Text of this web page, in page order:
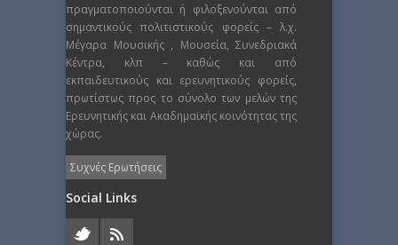
πραγματοποιούνται ή φιλοξενούνται από
σημαντικούς πολιτιστικούς φορείς – λ.χ.
Μέγαρα Μουσικής , Μουσεία, Συνεδριακά
Κέντρα, κλπ – καθώς και από
εκπαιδευτικούς και ερευνητικούς φορείς,
πρωτίστως προς το σύνολο των μελών της
Ερευνητικής και Ακαδημαϊκής κοινότητας της
χώρας.
Συχνές Ερωτήσεις
Social Links